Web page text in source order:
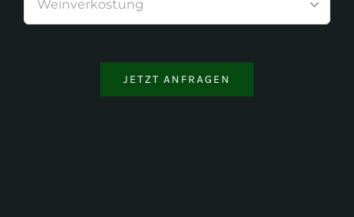
JETZT ANFRAGEN